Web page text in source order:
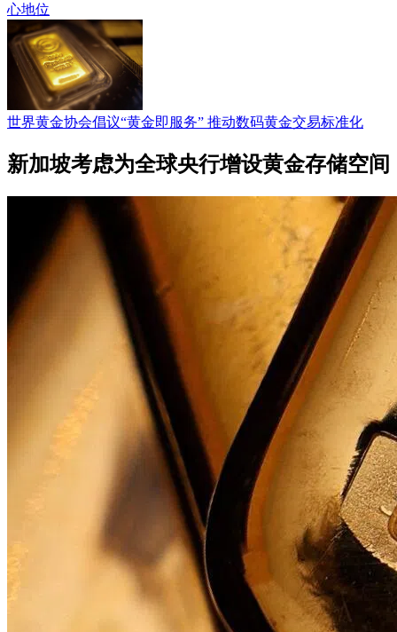
心地位
世界黄金协会倡议“黄金即服务” 推动数码黄金交易标准化
新加坡考虑为全球央行增设黄金存储空间